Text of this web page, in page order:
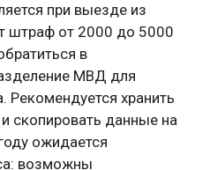
при выезде из
штраф от 2000 до 5000
в
МВД для
Рекомендуется хранить
скопировать данные на
ожидается
возможны